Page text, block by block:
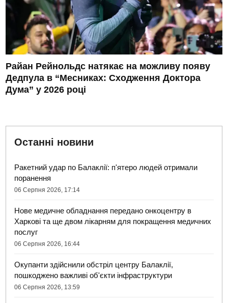
Райан Рейнольдс натякає на можливу появу
Дедпула в “Месниках: Сходження Доктора
Дума” у 2026 році
Останні новини
Ракетний удар по Балаклії: п'ятеро людей отримали
поранення
06 Серпня 2026, 17:14
Нове медичне обладнання передано онкоцентру в
Харкові та ще двом лікарням для покращення медичних
послуг
06 Серпня 2026, 16:44
Окупанти здійснили обстріл центру Балаклії,
пошкоджено важливі об'єкти інфраструктури
06 Серпня 2026, 13:59